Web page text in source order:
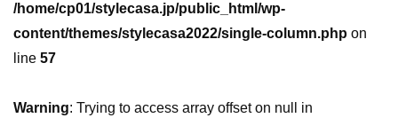
/home/cp01/stylecasa.jp/public_html/wp-
content/themes/stylecasa2022/single-column.php on
line 57
Warning: Trying to access array offset on null in